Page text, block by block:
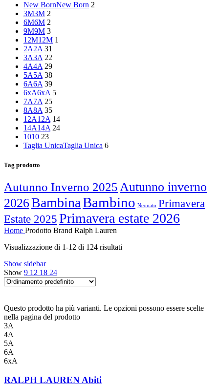
New BornNew Born 2
3M3M 2
6M6M 2
9M9M 3
12M12M 1
2A2A 31
3A3A 22
4A4A 29
5A5A 38
6A6A 39
6xA6xA 5
7A7A 25
8A8A 35
12A12A 14
14A14A 24
1010 23
Taglia UnicaTaglia Unica 6
Tag prodotto
Autunno Inverno 2025Autunno inverno
2026BambinaBambino Neonato Primavera
Estate 2025Primavera estate 2026
Home Prodotto Brand Ralph Lauren
Visualizzazione di 1-12 di 124 risultati
Show sidebar
Show 9 12 18 24
Questo prodotto ha più varianti. Le opzioni possono essere scelte
nella pagina del prodotto
3A
4A
5A
6A
6xA
RALPH LAUREN Abiti